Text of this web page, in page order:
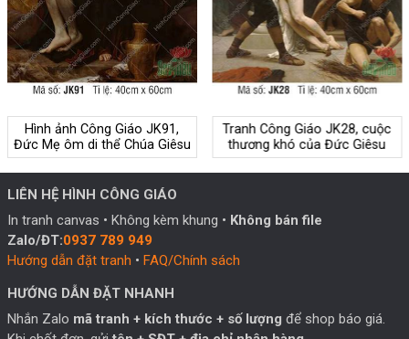
Hình ảnh Công Giáo JK91,
Đức Mẹ ôm di thể Chúa Giêsu
Tranh Công Giáo JK28, cuộc
thương khó của Đức Giêsu
LIÊN HỆ HÌNH CÔNG GIÁO
In tranh canvas • Không kèm khung • Không bán file
Zalo/ĐT:0937 789 949
Hướng dẫn đặt tranh • FAQ/Chính sách
HƯỚNG DẪN ĐẶT NHANH
Nhắn Zalo mã tranh + kích thước + số lượng để shop báo giá.